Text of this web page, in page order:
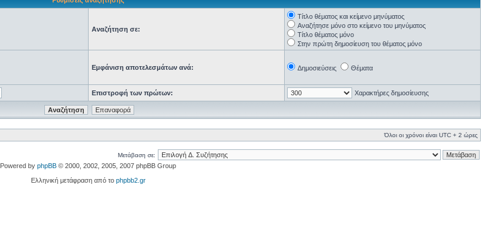
Αναζήτηση σε:
Τίτλο θέματος και κείμενο μηνύματος
Αναζήτησε μόνο στο κείμενο του μηνύματος
Τίτλο θέματος μόνο
Στην πρώτη δημοσίευση του θέματος μόνο
Εμφάνιση αποτελεσμάτων ανά: Δημοσιεύσεις Θέματα
Επιστροφή των πρώτων: Χαρακτήρες δημοσίευσης
Όλοι οι χρόνοι είναι UTC + 2 ώρες
Μετάβαση σε:
Powered by phpBB © 2000, 2002, 2005, 2007 phpBB Group
Ελληνική μετάφραση από το phpbb2.gr